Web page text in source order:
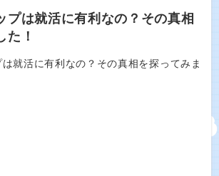
プは就活に有利なの？その真相
た！